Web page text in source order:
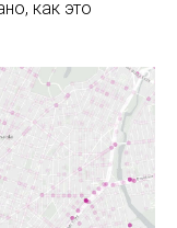
как это